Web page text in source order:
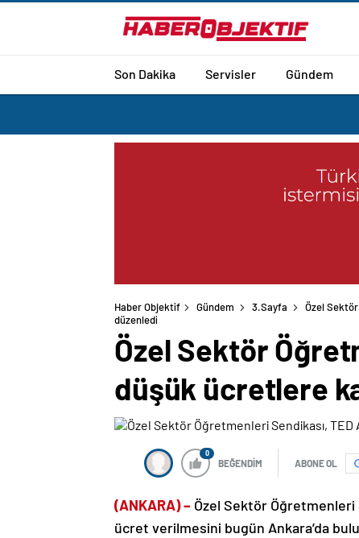
Son Dakika Servisler Gündem
Haber Objektif Gündem 3.Sayfa
Özel
düzenledi
Özel Sektör
düşük ücretlere
0
BEĞENDİM ABONE OL
(ANKARA) – Özel Sektör Öğretmenleri
ücret verilmesini bugün Ankara’da